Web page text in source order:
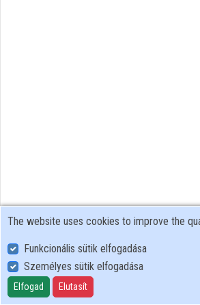
User Policy
Adatkezelési tájékoztató (en)
Cookie Policy
The website uses cookies to improve the
Funkcionális sütik elfogadása
Személyes sütik elfogadása
Elfogad Elutasít